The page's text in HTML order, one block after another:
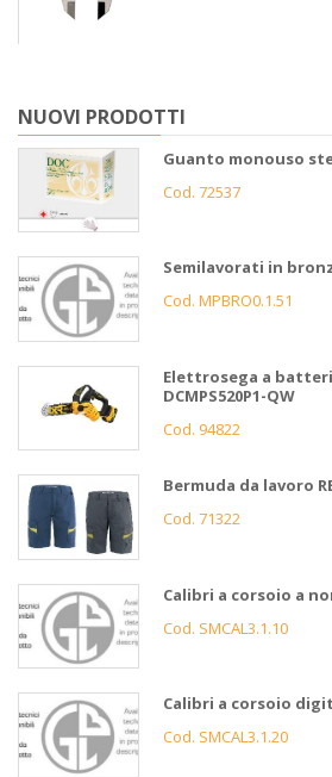
NUOVI PRODOTTI
Guanto monouso
Cod. 72537
Semilavorati in
Cod. MPBRO0.1.51
Elettrosega a
DCMPS520P1-QW
Cod. 94822
Bermuda da lavoro
Cod. 71322
Calibri a corsoio a
Cod. SMCAL3.1.10
Calibri a corsoio
Cod. SMCAL3.1.20